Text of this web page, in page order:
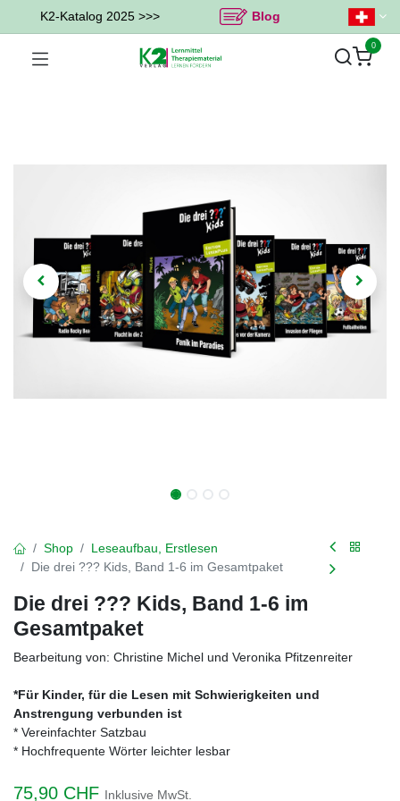
K2-Katalog 2025 >>> Blog
0
Shop
Leseaufbau, Erstlesen
Die drei ??? Kids, Band 1-6 im Gesamtpaket
Die drei ??? Kids, Band 1-6 im
Gesamtpaket
Bearbeitung von: Christine Michel und Veronika Pfitzenreiter
*Für Kinder, für die Lesen mit Schwierigkeiten und
Anstrengung verbunden ist
* Vereinfachter Satzbau
* Hochfrequente Wörter leichter lesbar
75,90 CHF Inklusive MwSt.